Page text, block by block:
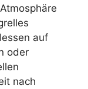
auf
oder
nach